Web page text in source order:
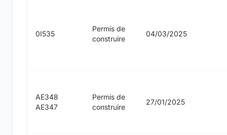
0I535
Permis de
construire
04/03/2025
AE348
AE347
Permis de
construire
27/01/2025